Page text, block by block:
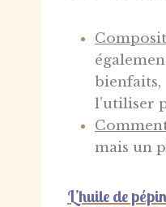
l’utiliser
mais un
L’huile de